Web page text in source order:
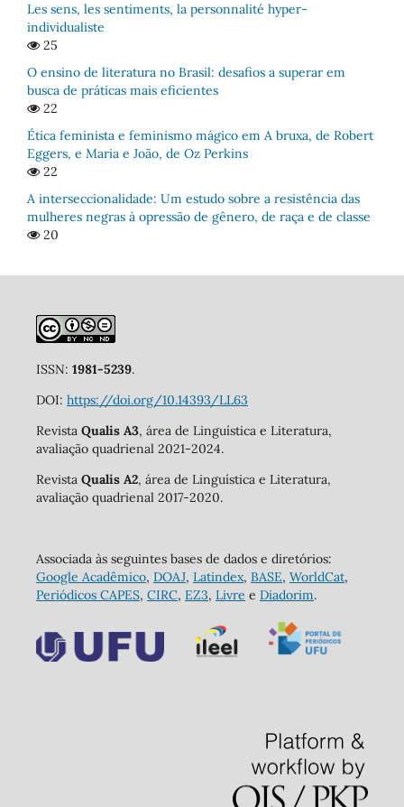
Les sens, les sentiments, la personnalité hyper-
individualiste
25
O ensino de literatura no Brasil: desafios a superar em
busca de práticas mais eficientes
22
Ética feminista e feminismo mágico em A bruxa, de Robert
Eggers, e Maria e João, de Oz Perkins
22
A interseccionalidade: Um estudo sobre a resistência das
mulheres negras à opressão de gênero, de raça e de classe
20
ISSN: 1981-5239.
DOI: https://doi.org/10.14393/LL63
Revista Qualis A3, área de Linguística e Literatura,
avaliação quadrienal 2021-2024.
Revista Qualis A2, área de Linguística e Literatura,
avaliação quadrienal 2017-2020.
Associada às seguintes bases de dados e diretórios:
Google Acadêmico, DOAJ, Latindex, BASE, WorldCat,
Periódicos CAPES, CIRC, EZ3, Livre e Diadorim.